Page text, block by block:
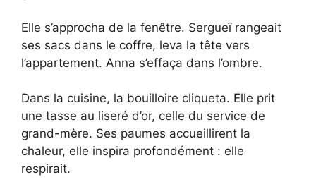
Elle s’approcha de la fenêtre. Sergueï rangeait
ses sacs dans le coffre, leva la tête vers
l’appartement. Anna s’effaça dans l’ombre.
Dans la cuisine, la bouilloire cliqueta. Elle prit
une tasse au liseré d’or, celle du service de
grand-mère. Ses paumes accueillirent la
chaleur, elle inspira profondément : elle
respirait.